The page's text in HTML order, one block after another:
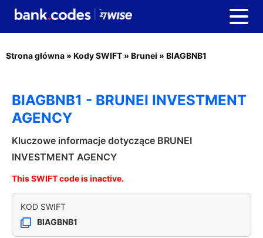
Strona główna » Kody SWIFT » Brunei » BIAGBNB1
BIAGBNB1 - BRUNEI INVESTMENT
AGENCY
Kluczowe informacje dotyczące BRUNEI
INVESTMENT AGENCY
This SWIFT code is inactive.
KOD SWIFT
BIAGBNB1